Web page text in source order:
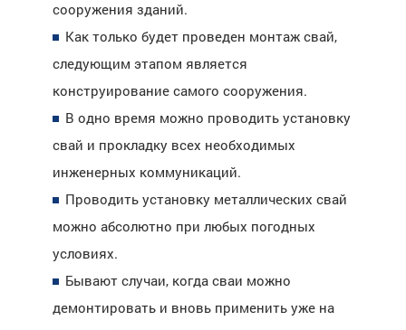
сооружения зданий.
Как только будет проведен монтаж свай,
следующим этапом является
конструирование самого сооружения.
В одно время можно проводить установку
свай и прокладку всех необходимых
инженерных коммуникаций.
Проводить установку металлических свай
можно абсолютно при любых погодных
условиях.
Бывают случаи, когда сваи можно
демонтировать и вновь применить уже на